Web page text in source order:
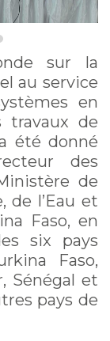
sur la
au service
en
travaux de
été donné
des
de
de l’Eau et
Faso, en
six pays
Faso,
Sénégal et
pays de